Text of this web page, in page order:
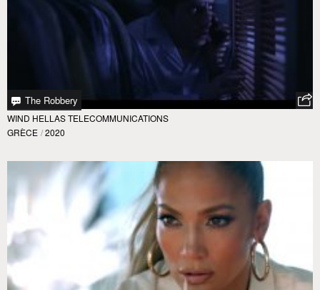
The Robbery
WIND HELLAS TELECOMMUNICATIONS
GRÈCE / 2020